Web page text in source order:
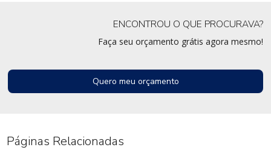
ENCONTROU O QUE PROCURAVA?
Faça seu orçamento grátis agora mesmo!
Quero meu orçamento
Páginas Relacionadas